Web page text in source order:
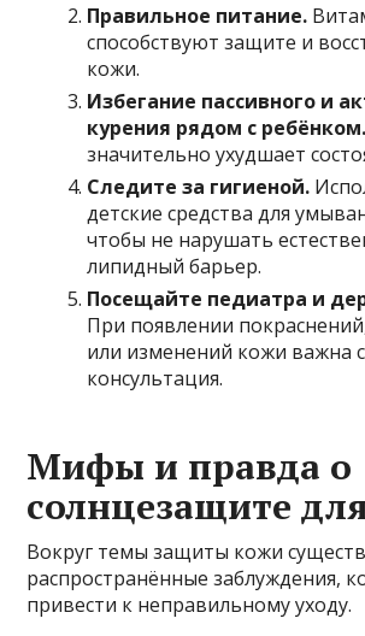
Правильное питание.
способствуют защите и
кожи.
Избегание пассивного и
курения рядом с ребёнком.
значительно ухудшает
Следите за гигиеной.
детские средства для
чтобы не нарушать
липидный барьер.
Посещайте педиатра и
При появлении
или изменений кожи важна
консультация.
Мифы и правда о
солнцезащите
Вокруг темы защиты кожи
распространённые заблуждения,
привести к неправильному уходу.